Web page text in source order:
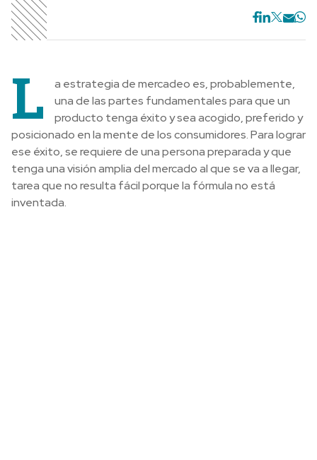
L
a estrategia de mercadeo es, probablemente,
una de las partes fundamentales para que un
producto tenga éxito y sea acogido, preferido y
posicionado en la mente de los consumidores. Para lograr
ese éxito, se requiere de una persona preparada y que
tenga una visión amplia del mercado al que se va a llegar,
tarea que no resulta fácil porque la fórmula no está
inventada.